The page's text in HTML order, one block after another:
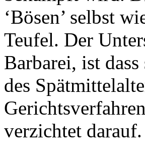
‘Bösen’ selbst
Teufel. Der
Barbarei, ist
des
verzichtet darauf.